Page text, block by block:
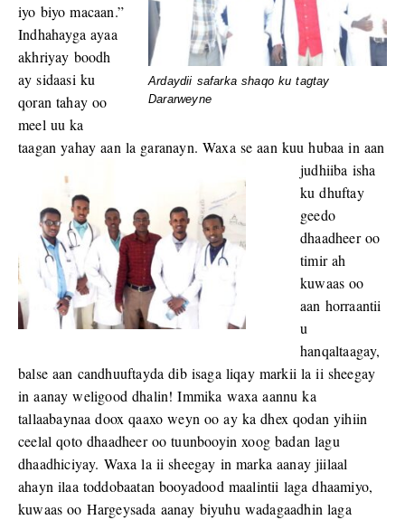
Ardaydii safarka shaqo ku tagtay
Dararweyne
iyo biyo macaan.”
Indhahayga ayaa
akhriyay boodh
ay sidaasi ku
qoran tahay oo
meel uu ka
taagan yahay aan la garanayn. Waxa se aan kuu hubaa in aan
judhiiba isha
ku dhuftay
geedo
dhaadheer oo
timir ah
kuwaas oo
aan horraantii
u
hanqaltaagay,
balse aan candhuuftayda dib isaga liqay markii la ii sheegay
in aanay weligood dhalin! Immika waxa aannu ka
tallaabaynaa doox qaaxo weyn oo ay ka dhex qodan yihiin
ceelal qoto dhaadheer oo tuunbooyin xoog badan lagu
dhaadhiciyay. Waxa la ii sheegay in marka aanay jiilaal
ahayn ilaa toddobaatan booyadood maalintii laga dhaamiyo,
kuwaas oo Hargeysada aanay biyuhu wadagaadhin laga